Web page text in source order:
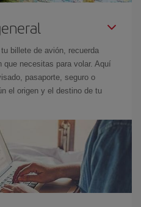
billete de avión, recuerda
que necesitas para volar. Aquí
pasaporte, seguro o
el origen y el destino de tu